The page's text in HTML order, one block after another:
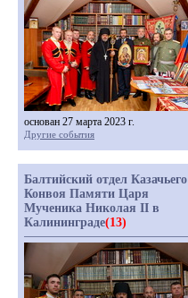
основан 27 марта 2023 г.
Другие события
Балтийский отдел Казачьего
Конвоя Памяти Царя
Мученика Николая II в
Калининграде(13)